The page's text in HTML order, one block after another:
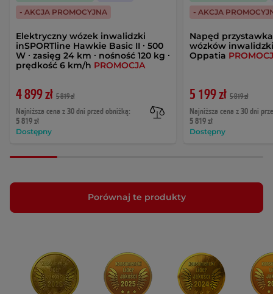
Elektryczny wózek inwalidzki
inSPORTline Hawkie Basic II ∙ 500
W ∙ zasięg 24 km ∙ nośność 120 kg ∙
prędkość 6 km/h PROMOCJA
4 899 zł 5 819 zł
Najniższa cena z 30 dni przed obniżką:
5 819 zł
Dostępny
- AKCJA PROMOCYJNA
Napęd
wózków
Oppatia
5 199 zł 5 819 zł
Najniższa cena z 30 dni
5 819 zł
Dostępny
- AKCJA
Porównaj te produkty